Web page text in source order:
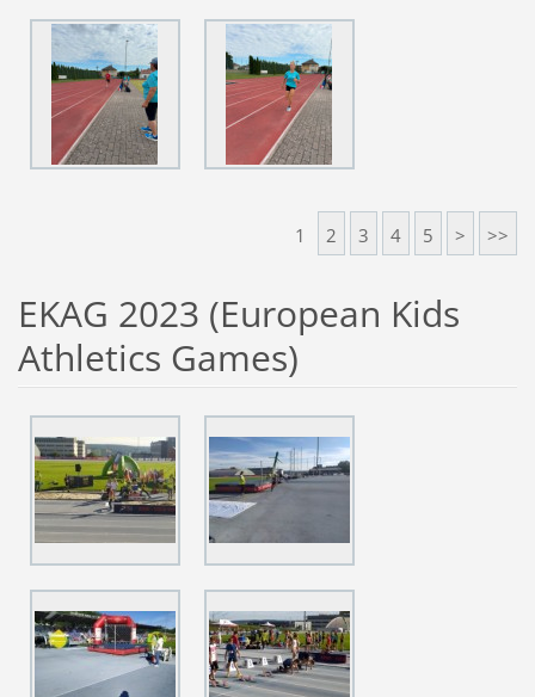
1 2 3 4 5 > >>
EKAG 2023 (European Kids
Athletics Games)